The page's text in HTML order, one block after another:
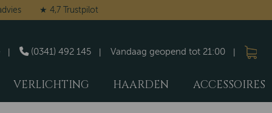
★ 4,7 Trustpilot
Vandaag geopend tot 21:00
(0341) 492 145
VERLICHTING HAARDEN ACCESSOIRES